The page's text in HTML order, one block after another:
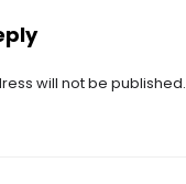
will not be published.